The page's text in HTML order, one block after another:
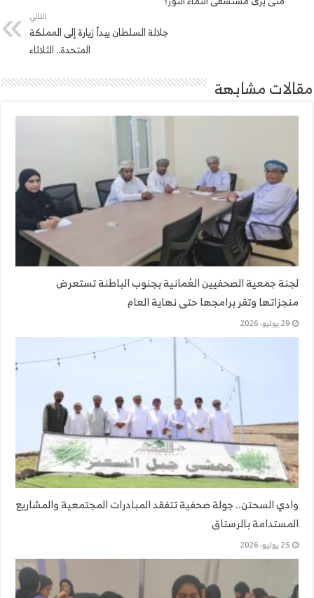
التالي
جلالة السلطان يبدأ زيارة إلى المملكة
المتحدة.. الثلاثاء
مقالات مشابهة
لجنة جمعية الصحفيين العُمانية بجنوب الباطنة تستعرض
منجزاتها وتقر برامجها حتى نهاية العام
29 يوليو، 2026
وادي السحتن.. جولة صحفية تتفقد المبادرات المجتمعية والمشاريع
المستدامة بالرستاق
25 يوليو، 2026